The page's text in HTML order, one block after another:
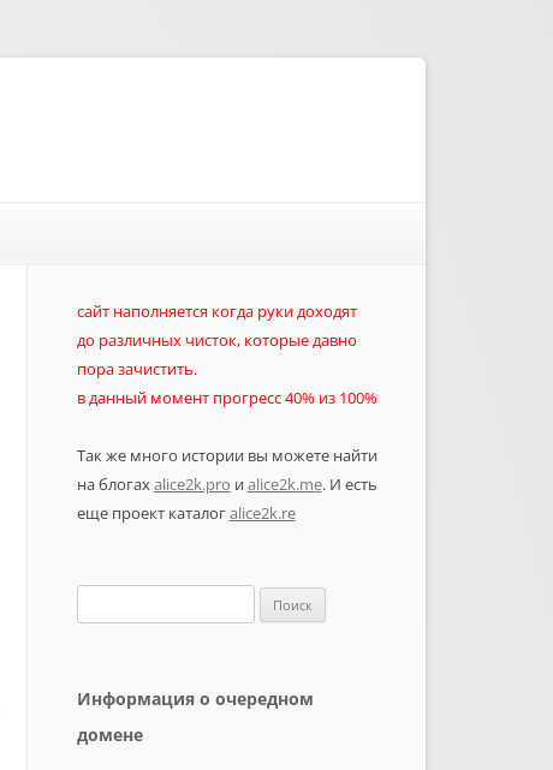
сайт наполняется когда руки доходят
до различных чисток, которые давно
пора зачистить.
в данный момент прогресс 40% из 100%
Так же много истории вы можете найти
на блогахalice2k.pro иalice2k.me. И есть
еще проект каталогalice2k.re
Информация о очередном
домене